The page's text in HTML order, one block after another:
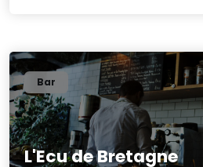
L'Ecu de Bretagne
Bar